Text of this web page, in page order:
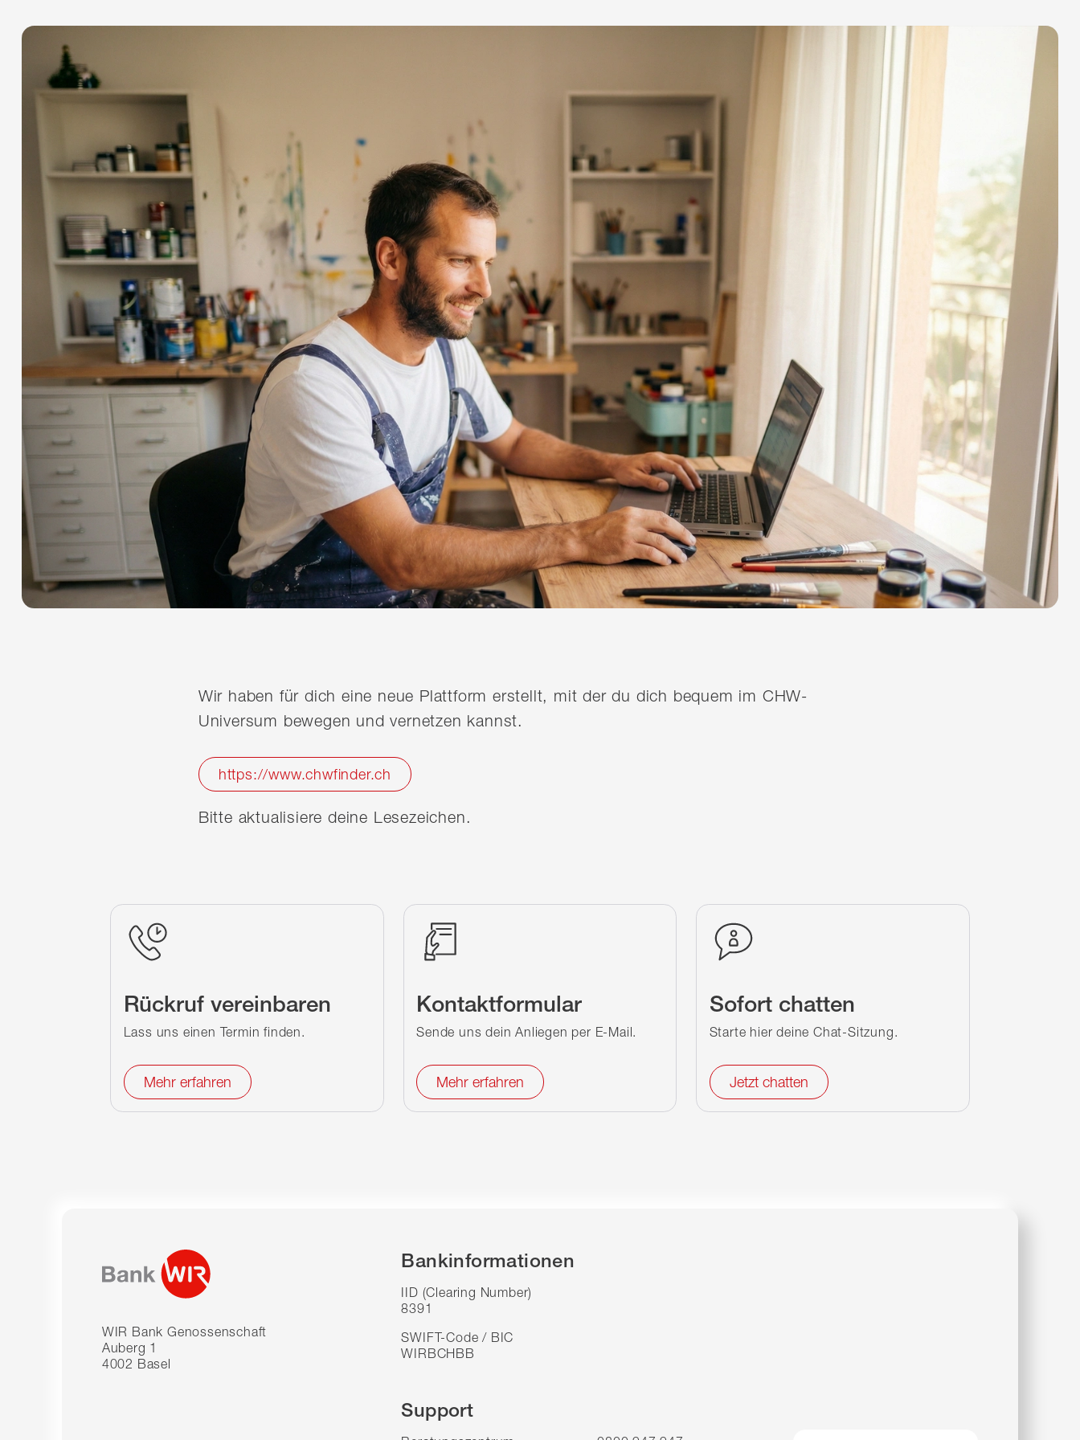
Wir haben für dich eine neue Plattform erstellt, mit der du dich bequem im CHW-
Universum bewegen und vernetzen kannst.
https://www.chwfinder.ch
Bitte aktualisiere deine Lesezeichen.
Rückruf vereinbaren
Lass uns einen Termin finden.
Mehr erfahren
Kontaktformular
Sende uns dein Anliegen per E-Mail.
Mehr erfahren
Sofort chatten
Starte hier deine Chat-Sitzung.
Jetzt chatten
WIR Bank Genossenschaft
Auberg 1
4002 Basel
Bankinformationen
IID (Clearing Number)
8391
SWIFT-Code / BIC
WIRBCHBB
Support